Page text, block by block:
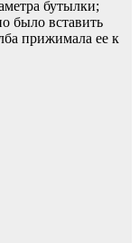
бутылки;
было вставить
прижимала ее к